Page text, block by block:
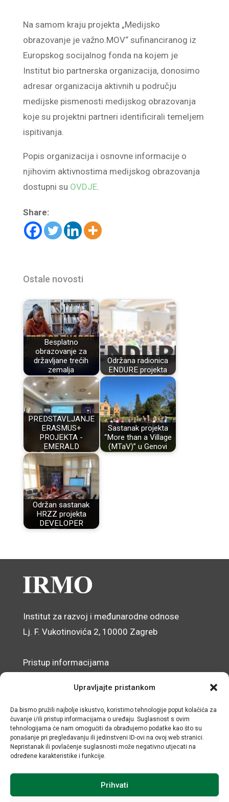
Upravljajte pristankom
Da bismo pružili najbolje iskustvo, koristimo tehnologije poput kolačića za
čuvanje i/ili pristup informacijama o uređaju. Suglasnost s ovim
tehnologijama će nam omogućiti da obrađujemo podatke kao što su
ponašanje pri pregledavanju ili jedinstveni ID-ovi na ovoj web stranici.
Nepristanak ili povlačenje suglasnosti može negativno utjecati na
određene karakteristike i funkcije.
Prihvati
Na samom kraju projekta „Medijsko
obrazovanje je važno.MOV“ sufinanciranog iz
Europskog socijalnog fonda na kojem je
Institut bio partnerska organizacija, donosimo
adresar organizacija aktivnih u području
medijske pismenosti medijskog obrazovanja
koje su projektni partneri identificirali temeljem
ispitivanja.
Popis organizacija i osnovne informacije o
njihovim aktivnostima medijskog obrazovanja
dostupni su OVDJE.
Share:
Ostale novosti
Besplatno
obrazovanje za
državljane trećih
zemalja
Održana radionica
ENDURE projekta
PREDSTAVLJANJE
ERASMUS+
PROJEKTA -
EMERALD
Sastanak projekta
“More than a Village
(MTaV)” u Genovi
Održan sastanak
HRZZ projekta
DEVELOPER
Institut za razvoj i međunarodne odnose
Lj. F. Vukotinovića 2, 10000 Zagreb
Pristup informacijama
Izjava o pristupačnosti mrežnog sjedišta
© IRMO – Impresum
OIB: 31120185175